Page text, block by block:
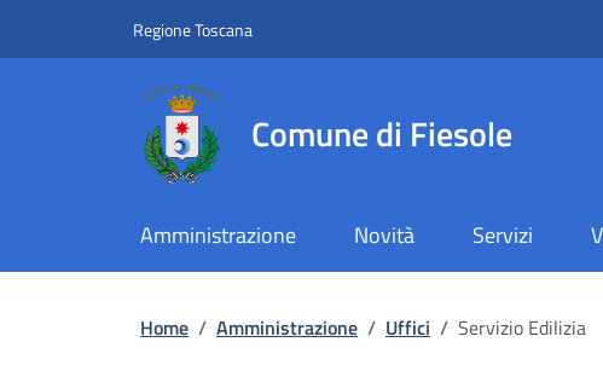
Regione ToscanaSlim top
Comune di Fiesole
Amministrazione Novità Servizi
Briciole di pane
Home / Amministrazione / Uffici / Servizio Edilizia